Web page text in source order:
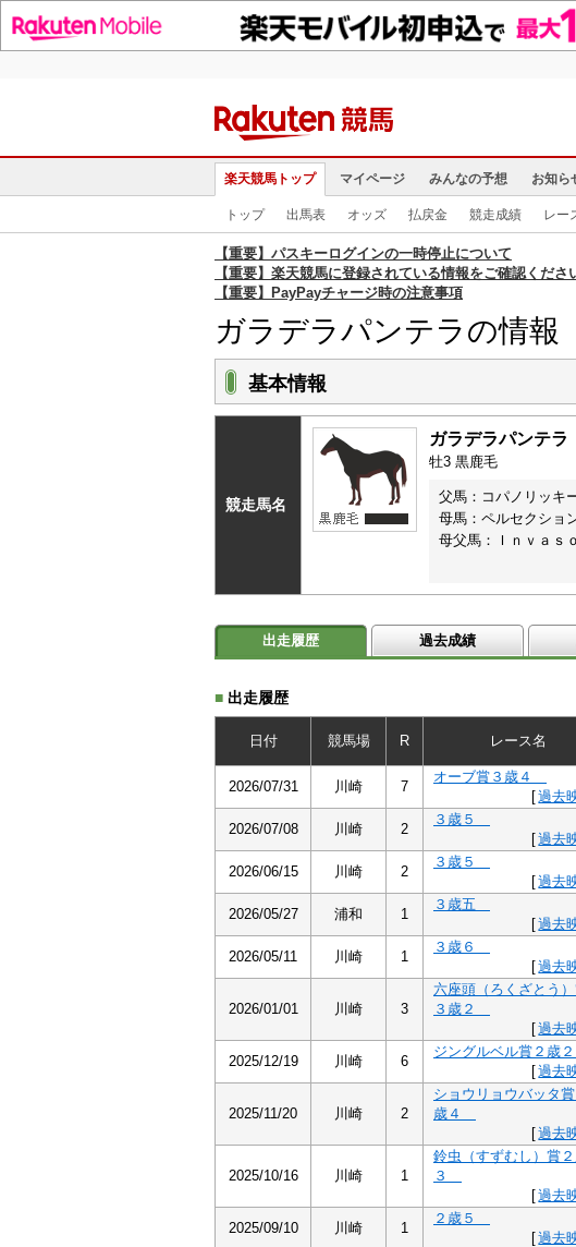
楽天競馬トップ マイページ みんなの予想 お知ら
トップ 出馬表 オッズ 払戻金 競走成績 レー
【重要】パスキーログインの一時停止について
【重要】楽天競馬に登録されている情報をご確認くださ
【重要】PayPayチャージ時の注意事項
ガラデラパンテラの情報
基本情報
競走馬名
ガラデラパンテラ
牡3 黒鹿毛
父馬：コパノリッキ
母馬：ペルセクショ
母父馬：Ｉｎｖａｓ
出走履歴 過去成績
■ 出走履歴
日付 競馬場 R レース名
2026/07/31 川崎 7
オーブ賞３歳４
[過去
2026/07/08 川崎 2
３歳５
[過去
2026/06/15 川崎 2
３歳５
[過去
2026/05/27 浦和 1
３歳五
[過去
2026/05/11 川崎 1
３歳６
[過去
2026/01/01 川崎 3
六座頭（ろくざとう
３歳２
[過去
2025/12/19 川崎 6
ジングルベル賞２歳
[過去
2025/11/20 川崎 2
ショウリョウバッタ賞
歳４
[過去
2025/10/16 川崎 1
鈴虫（すずむし）賞
３
[過去
2025/09/10 川崎 1
２歳５
[過去